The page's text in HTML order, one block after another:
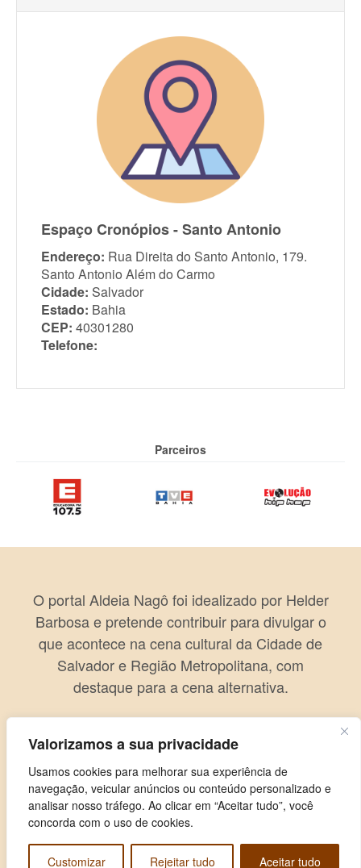
Valorizamos a sua privacidade
Usamos cookies para melhorar sua experiência de
navegação, veicular anúncios ou conteúdo personalizado e
analisar nosso tráfego. Ao clicar em “Aceitar tudo”, você
concorda com o uso de cookies.
Customizar Rejeitar tudo Aceitar tudo
Espaço Cronópios - Santo Antonio
Endereço: Rua Direita do Santo Antonio, 179.
Santo Antonio Além do Carmo
Cidade: Salvador
Estado: Bahia
CEP: 40301280
Telefone:
Parceiros
O portal Aldeia Nagô foi idealizado por Helder
Barbosa e pretende contribuir para divulgar o
que acontece na cena cultural da Cidade de
Salvador e Região Metropolitana, com
destaque para a cena alternativa.